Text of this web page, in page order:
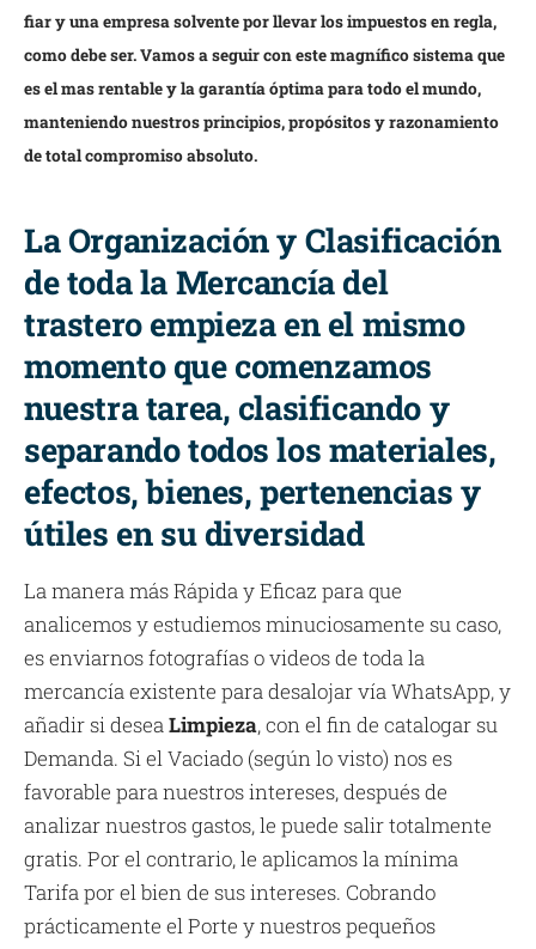
fiar y una empresa solvente por llevar los impuestos en regla,
como debe ser. Vamos a seguir con este magnífico sistema que
es el mas rentable y la garantía óptima para todo el mundo,
manteniendo nuestros principios, propósitos y razonamiento
de total compromiso absoluto.
La Organización y Clasificación
de toda la Mercancía del
trastero empieza en el mismo
momento que comenzamos
nuestra tarea, clasificando y
separando todos los materiales,
efectos, bienes, pertenencias y
útiles en su diversidad
La manera más Rápida y Eficaz para que
analicemos y estudiemos minuciosamente su caso,
es enviarnos fotografías o videos de toda la
mercancía existente para desalojar vía WhatsApp, y
añadir si deseaLimpieza, con el fin de catalogar su
Demanda. Si el Vaciado (según lo visto) nos es
favorable para nuestros intereses, después de
analizar nuestros gastos, le puede salir totalmente
gratis. Por el contrario, le aplicamos la mínima
Tarifa por el bien de sus intereses. Cobrando
prácticamente el Porte y nuestros pequeños